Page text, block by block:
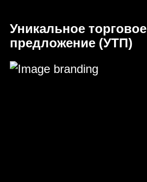
Уникальное торговое
предложение (УТП)